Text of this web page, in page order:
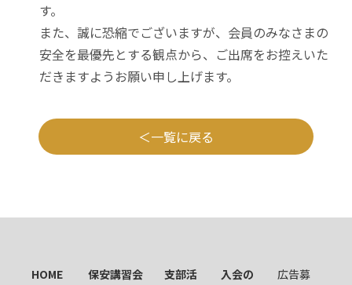
す。
また、誠に恐縮でございますが、会員のみなさまの
安全を最優先とする観点から、ご出席をお控えいた
だきますようお願い申し上げます。
一覧に戻る
HOME 保安講習会
支部活
入会の
広告募